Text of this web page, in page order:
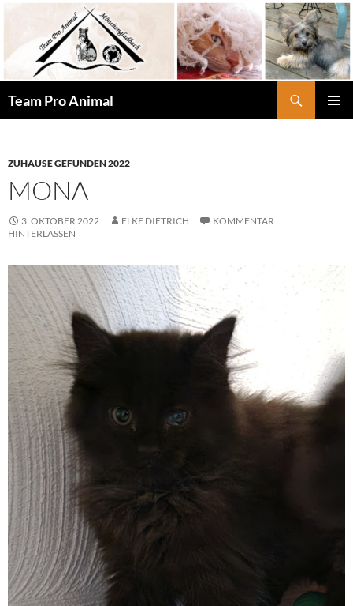
springen
Team Pro Animal
ZUHAUSE GEFUNDEN 2022
MONA
3. OKTOBER 2022 ELKE DIETRICH
KOMMENTAR
HINTERLASSEN